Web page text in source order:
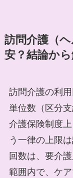
訪問介護（
安？結論か
訪問介護の利
単位数（区分
介護保険制度
う一律の上限
回数は、要介
範囲内で、ケ